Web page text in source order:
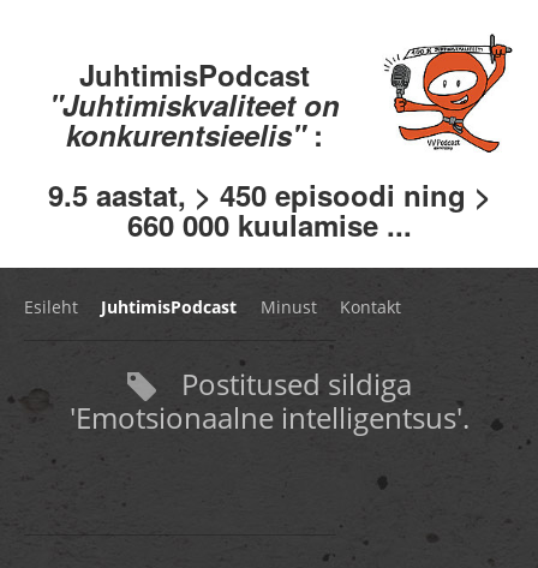
JuhtimisPodcast
"Juhtimiskvaliteet on
konkurentsieelis" :
9.5 aastat, > 450 episoodi ning >
660 000 kuulamise ...
Esileht JuhtimisPodcast Minust Kontakt
Postitused sildiga
'Emotsionaalne intelligentsus'.